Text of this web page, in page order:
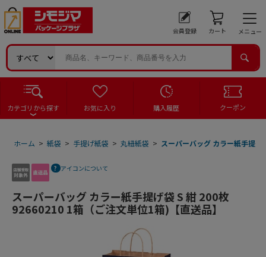
会員登録 カート メニュー
カテゴリから探す お気に入り 購入履歴 クーポン
ホーム > 紙袋 > 手提げ紙袋 > 丸紐紙袋 > スーパーバッグ カラー紙手提
アイコンについて
スーパーバッグ カラー紙手提げ袋 S 紺 200枚
92660210 1箱（ご注文単位1箱)【直送品】